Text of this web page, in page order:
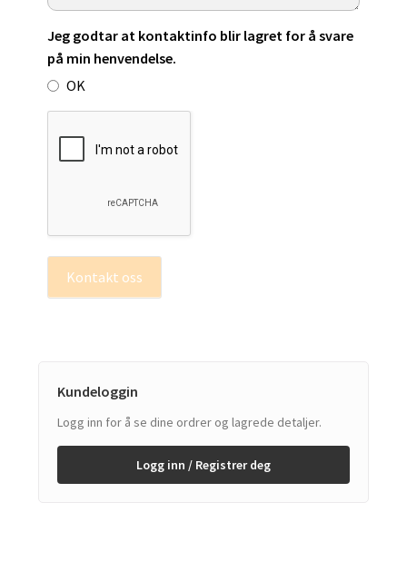
Jeg godtar at kontaktinfo blir lagret for å svare
på min henvendelse.
OK
Kontakt oss
Kundeloggin
Logg inn for å se dine ordrer og lagrede detaljer.
Logg inn / Registrer deg